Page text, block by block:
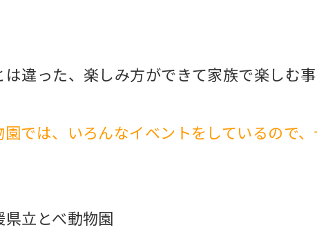
は違った、楽しみ方ができて家族で楽しむ
園では、いろんなイベントをしているので
県立とべ動物園